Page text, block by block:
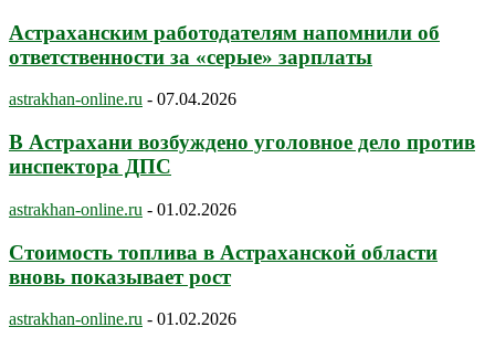
Астраханским работодателям напомнили об
ответственности за «серые» зарплаты
astrakhan-online.ru - 07.04.2026
В Астрахани возбуждено уголовное дело против
инспектора ДПС
astrakhan-online.ru - 01.02.2026
Стоимость топлива в Астраханской области
вновь показывает рост
astrakhan-online.ru - 01.02.2026